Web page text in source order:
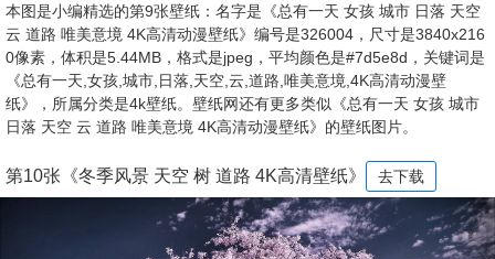
本图是小编精选的第9张壁纸：名字是《总有一天 女孩 城市 日落 天空
云 道路 唯美意境 4K高清动漫壁纸》编号是326004，尺寸是3840x216
0像素，体积是5.44MB，格式是jpeg，平均颜色是#7d5e8d，关键词是
《总有一天,女孩,城市,日落,天空,云,道路,唯美意境,4K高清动漫壁
纸》，所属分类是4k壁纸。壁纸网还有更多类似《总有一天 女孩 城市
日落 天空 云 道路 唯美意境 4K高清动漫壁纸》的壁纸图片。
第10张《冬季风景 天空 树 道路 4K高清壁纸》 去下载